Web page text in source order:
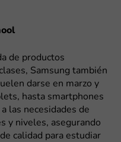
de productos
Samsung también
darse en marzo y
hasta smartphones
las necesidades de
y niveles, asegurando
calidad para estudiar